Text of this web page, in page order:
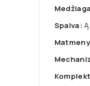
Spalva: